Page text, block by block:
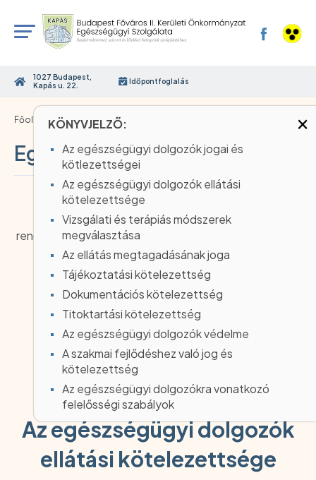
1027 Budapest,
Kapás u. 22.
Időpontfoglalás
Főoldal › Egészségügyi dolgozók jogai
Egészségügyi dolgozók jogai
KÖNYVJELZŐ: ×
Az egészségügyi dolgozók jogai és
kötlezettségei
Az egészségügyi dolgozók ellátási
kötelezettsége
Vizsgálati és terápiás módszerek
megválasztása
Az ellátás megtagadásának joga
Tájékoztatási kötelezettség
Dokumentációs kötelezettség
Titoktartási kötelezettség
Az egészségügyi dolgozók védelme
A szakmai fejlődéshez való jog és
kötelezettség
Az egészségügyi dolgozókra vonatkozó
felelősségi szabályok
Az egészségügyről szóló 1997. évi CLIV. törvény
rendelkezik a betegek jogairól és kötelezettségeiről az
alábbiak szerint:
Az egészségügyi dolgozók jogai és
kötlezettségei
Az egészségügyi dolgozók
ellátási kötelezettsége